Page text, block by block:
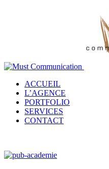
ACCUEIL
L’AGENCE
PORTFOLIO
SERVICES
CONTACT